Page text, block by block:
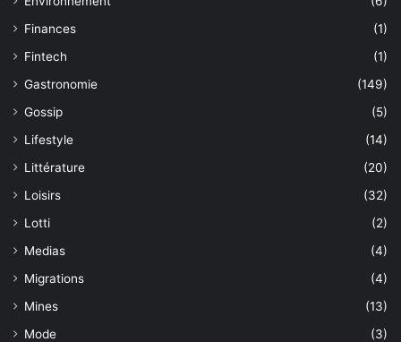
Finances
(1)
Fintech
(1)
Gastronomie
(149)
Gossip
(5)
Lifestyle
(14)
Littérature
(20)
Loisirs
(32)
Lotti
(2)
Medias
(4)
Migrations
(4)
Mines
(13)
Mode
(3)